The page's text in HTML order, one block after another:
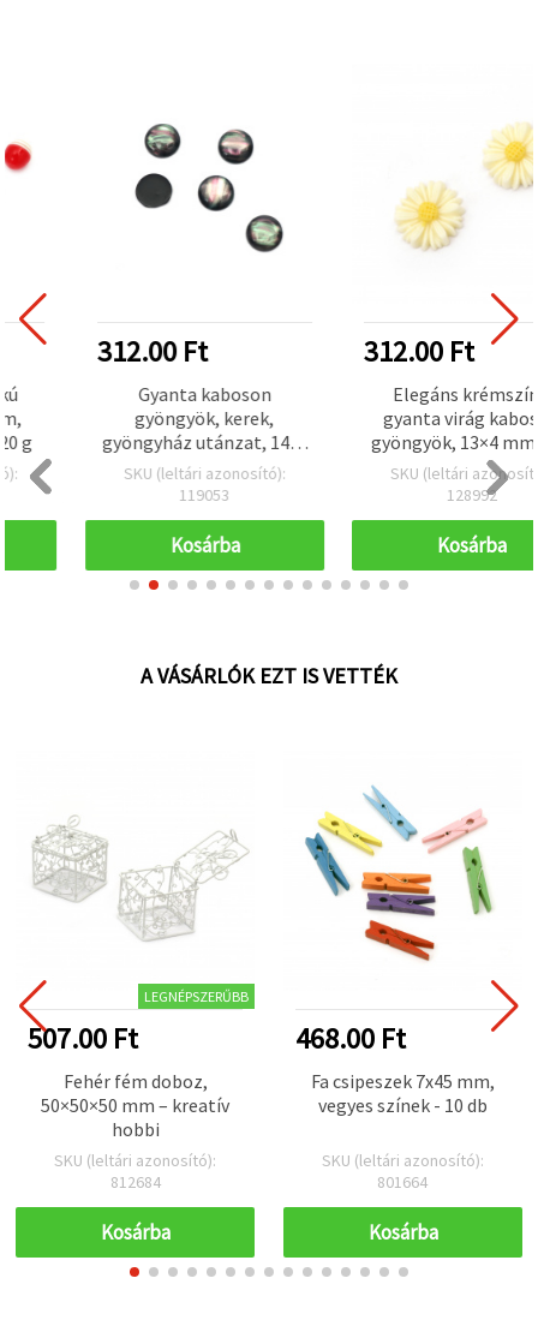
312.00 Ft
Gyanta kaboson
gyöngyök, kerek,
gyöngyház utánzat, 14x4
mm, fekete - 10 db
SKU (leltári azonosító):
312.00 Ft
Elegáns krémszínű
gyanta virág kaboson
gyöngyök, 13×4 mm – 10
db-os csomag
ékszerkészítéshez és
projektekhez
SKU (leltári azonosító):
A VÁSÁRLÓK EZT IS VETTÉK
LEGNÉPSZERŰBB
507.00 Ft
Fehér fém doboz,
50×50×50 mm – kreatív
hobbi
SKU (leltári azonosító):
812684
Kosárba
468.00 Ft
Fa csipeszek 7x45 mm,
vegyes színek - 10 db
SKU (leltári azonosító):
801664
Kosárba